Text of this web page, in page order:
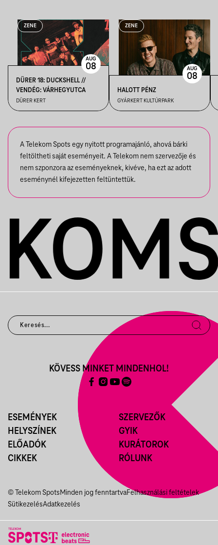
ZENE
DÜRER 18: DUCKSHELL //
VENDÉG: VÁRHEGYUTCA
DÜRER KERT
AUG
08
ZENE
HALOTT PÉNZ
GYÁRKERT KULTÚRPARK
AUG
08
A Telekom Spots egy nyitott programajánló, ahová bárki
feltöltheti saját eseményeit. A Telekom nem szervezője és
nem szponzora az eseményeknek, kivéve, ha ezt az adott
eseménynél kifejezetten feltüntettük.
ESEMÉNYEK
HELYSZÍNEK
ELŐADÓK
CIKKEK
SZERVEZŐK
GYIK
KURÁTOROK
RÓLUNK
KÖVESS MINKET MINDENHOL!
© Telekom SpotsMinden jog fenntartvaFelhasználási feltételek
SütikezelésAdatkezelés